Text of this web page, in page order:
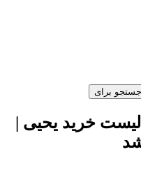
جستجو برای
خرید یحیی |
شد